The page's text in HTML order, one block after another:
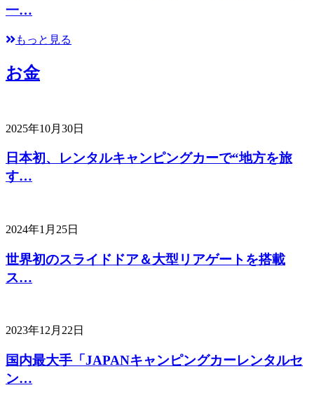
一…
もっと見る
お金
2025年10月30日
日本初、レンタルキャンピングカーで“地方を旅
す…
2024年1月25日
世界初のスライドドア＆大型リアゲートを搭載
ス…
2023年12月22日
国内最大手「JAPANキャンピングカーレンタルセ
ン…